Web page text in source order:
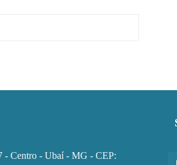
- Centro - Ubaí - MG - CEP: